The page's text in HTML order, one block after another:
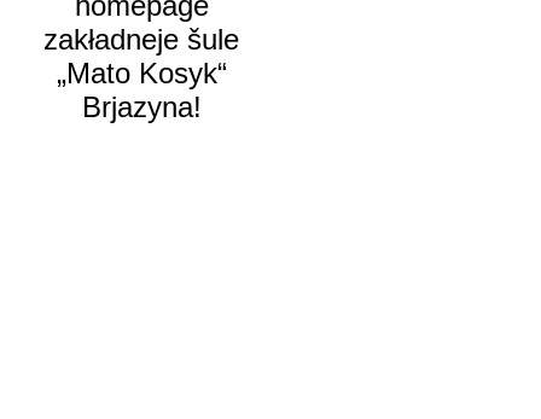
zakładneje šule
„Mato Kosyk“
Brjazyna!